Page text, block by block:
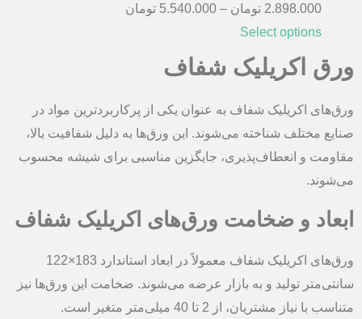
2.898.000 تومان –
5.540.000 تومان
Select options
ورق اکریلیک شفاف
ورق‌های اکریلیک شفاف به عنوان یکی از پرکاربردترین مواد در
صنایع مختلف شناخته می‌شوند. این ورق‌ها به دلیل شفافیت بالا،
مقاومت و انعطاف‌پذیری، جایگزین مناسبی برای شیشه محسوب
می‌شوند.
ابعاد و ضخامت ورق‌های اکریلیک شفاف
ورق‌های اکریلیک شفاف معمولاً در ابعاد استاندارد 183×122
سانتی‌متر تولید و به بازار عرضه می‌شوند. ضخامت این ورق‌ها نیز
متناسب با نیاز مشتریان، از 2 تا 40 میلی‌متر متغیر است.